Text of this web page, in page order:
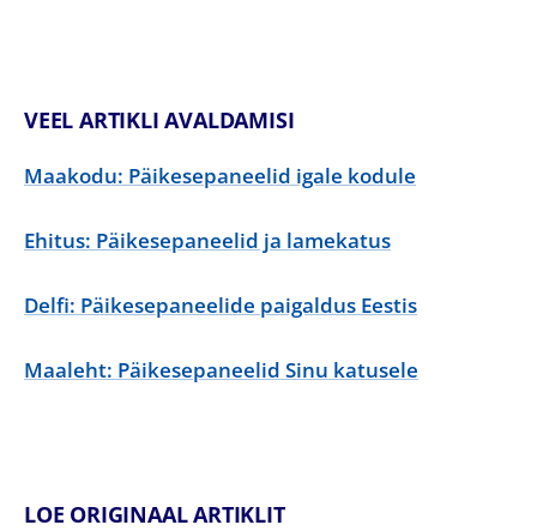
VEEL ARTIKLI AVALDAMISI
Maakodu: Päikesepaneelid igale kodule
Ehitus: Päikesepaneelid ja lamekatus
Delfi: Päikesepaneelide paigaldus Eestis
Maaleht: Päikesepaneelid Sinu katusele
LOE ORIGINAAL ARTIKLIT